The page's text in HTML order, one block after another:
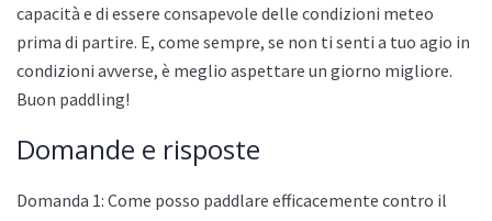
capacità e di essere consapevole delle condizioni meteo
prima di partire. E, come sempre, se non ti senti a tuo agio in
condizioni avverse, è meglio aspettare un giorno migliore.
Buon paddling!
Domande e risposte
Domanda 1: Come posso paddlare efficacemente contro il